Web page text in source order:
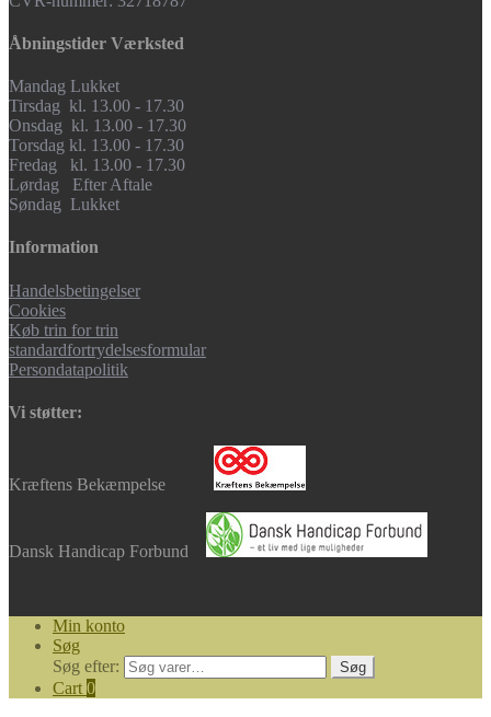
Åbningstider Værksted
Mandag Lukket
Tirsdag kl. 13.00 - 17.30
Onsdag kl. 13.00 - 17.30
Torsdag kl. 13.00 - 17.30
Fredag kl. 13.00 - 17.30
Lørdag Efter Aftale
Søndag Lukket
Information
Handelsbetingelser
Cookies
Køb trin for trin
standardfortrydelsesformular
Persondatapolitik
Vi støtter:
Kræftens Bekæmpelse
Dansk Handicap Forbund
Min konto
Søg
Søg efter:
Søg
Cart 0